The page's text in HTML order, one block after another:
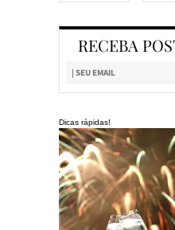
RECEBA
Dicas rápidas!